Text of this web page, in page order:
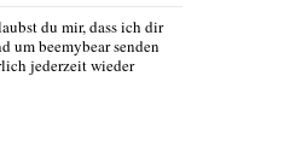
du mir, dass ich dir
um beemybear senden
jederzeit wieder